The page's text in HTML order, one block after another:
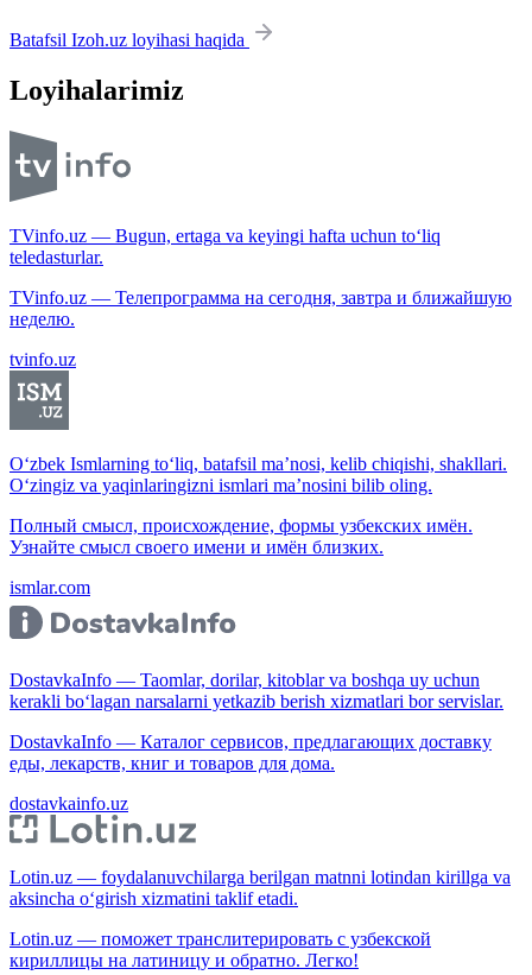
Batafsil Izoh.uz loyihasi haqida
Loyihalarimiz
TVinfo.uz — Bugun, ertaga va keyingi hafta uchun to‘liq
teledasturlar.
TVinfo.uz — Телепрограмма на сегодня, завтра и ближайшую
неделю.
tvinfo.uz
O‘zbek Ismlarning to‘liq, batafsil ma’nosi, kelib chiqishi, shakllari.
O‘zingiz va yaqinlaringizni ismlari ma’nosini bilib oling.
Полный смысл, происхождение, формы узбекских имён.
Узнайте смысл своего имени и имён близких.
ismlar.com
DostavkaInfo — Taomlar, dorilar, kitoblar va boshqa uy uchun
kerakli bo‘lagan narsalarni yetkazib berish xizmatlari bor servislar.
DostavkaInfo — Каталог сервисов, предлагающих доставку
еды, лекарств, книг и товаров для дома.
dostavkainfo.uz
Lotin.uz — foydalanuvchilarga berilgan matnni lotindan kirillga va
aksincha o‘girish xizmatini taklif etadi.
Lotin.uz — поможет транслитерировать с узбекской
кириллицы на латиницу и обратно. Легко!